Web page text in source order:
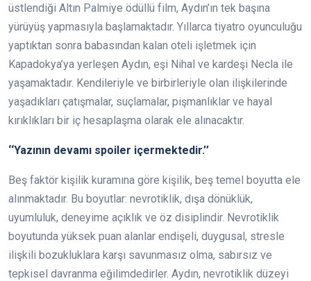
üstlendiği Altın Palmiye ödüllü film, Aydın’ın tek başına
yürüyüş yapmasıyla başlamaktadır. Yıllarca tiyatro oyunculuğu
yaptıktan sonra babasından kalan oteli işletmek için
Kapadokya’ya yerleşen Aydın, eşi Nihal ve kardeşi Necla ile
yaşamaktadır. Kendileriyle ve birbirleriyle olan ilişkilerinde
yaşadıkları çatışmalar, suçlamalar, pişmanlıklar ve hayal
kırıklıkları bir iç hesaplaşma olarak ele alınacaktır.
‘‘Yazının devamı spoiler içermektedir.’’
Beş faktör kişilik kuramına göre kişilik, beş temel boyutta ele
alınmaktadır. Bu boyutlar: nevrotiklik, dışa dönüklük,
uyumluluk, deneyime açıklık ve öz disiplindir. Nevrotiklik
boyutunda yüksek puan alanlar endişeli, duygusal, stresle
ilişkili bozukluklara karşı savunmasız olma, sabırsız ve
tepkisel davranma eğilimdedirler. Aydın, nevrotiklik düzeyi